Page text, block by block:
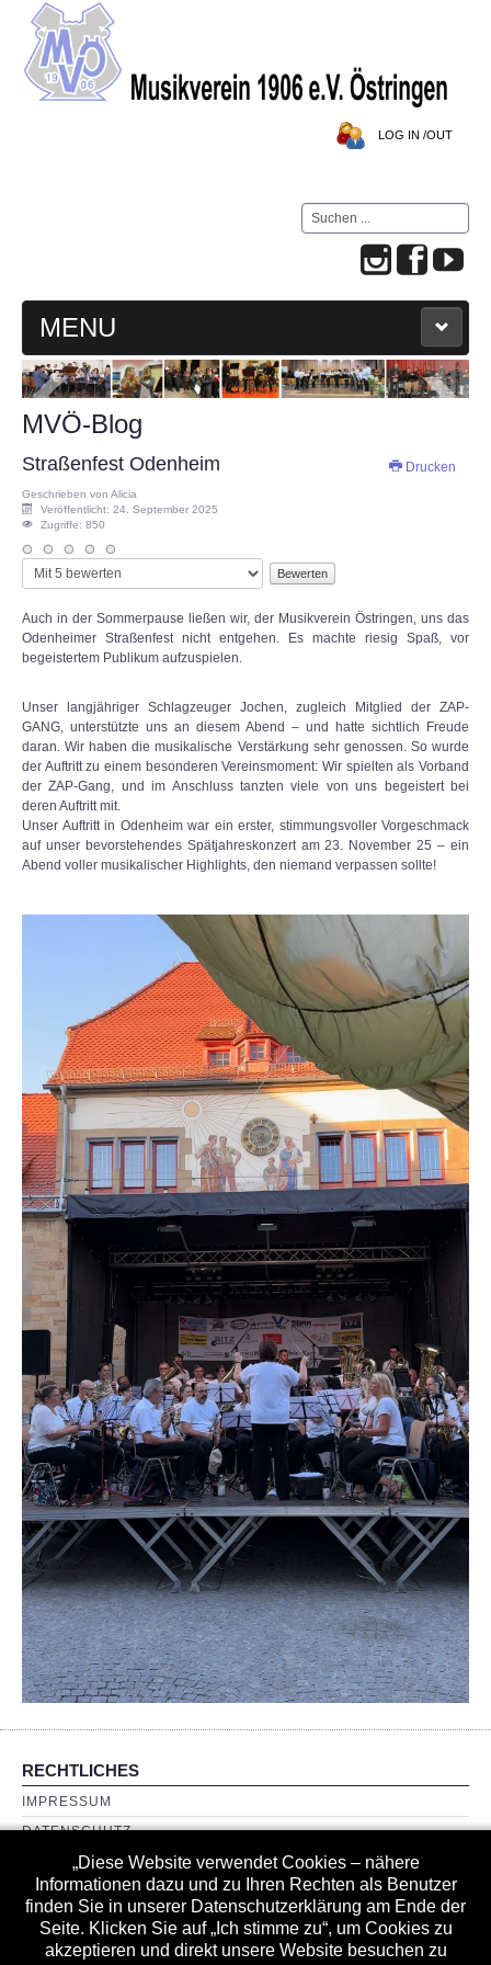
LOG IN /OUT
Suchen
...
MENU
HOME
MVÖ-BLOG
So klingt der MVÖ
ÜBER UNS
Presse
Kontakt
Mitgliedschaft
JUGEND
Ausbildung
Förderung
Veranstaltungen und Bilder
Bläserklasse
ENSEMBLES
Musikalische Leitung
Symphonisches Blasorchester
Oldies
Lion square stompers
percussion power
TERMINE
MVÖ-Blog
Drucken
Straßenfest Odenheim
Geschrieben von Alicia
Veröffentlicht: 24. September 2025
Zugriffe: 850
Bitte
bewerten
Auch in der Sommerpause ließen wir, der Musikverein Östringen, uns das
Odenheimer Straßenfest nicht entgehen. Es machte riesig Spaß, vor
begeistertem Publikum aufzuspielen.
Unser langjähriger Schlagzeuger Jochen, zugleich Mitglied der ZAP-
GANG, unterstützte uns an diesem Abend – und hatte sichtlich Freude
daran. Wir haben die musikalische Verstärkung sehr genossen. So wurde
der Auftritt zu einem besonderen Vereinsmoment: Wir spielten als Vorband
der ZAP-Gang, und im Anschluss tanzten viele von uns begeistert bei
deren Auftritt mit.
Unser Auftritt in Odenheim war ein erster, stimmungsvoller Vorgeschmack
auf unser bevorstehendes Spätjahreskonzert am 23. November 25 – ein
Abend voller musikalischer Highlights, den niemand verpassen sollte!
RECHTLICHES
IMPRESSUM
DATENSCHUTZ
HAFTUNGSAUSSCHLUSS
LINKS
INTERNES
„Diese Website verwendet Cookies – nähere
Informationen dazu und zu Ihren Rechten als Benutzer
finden Sie in unserer Datenschutzerklärung am Ende der
Seite. Klicken Sie auf „Ich stimme zu“, um Cookies zu
akzeptieren und direkt unsere Website besuchen zu